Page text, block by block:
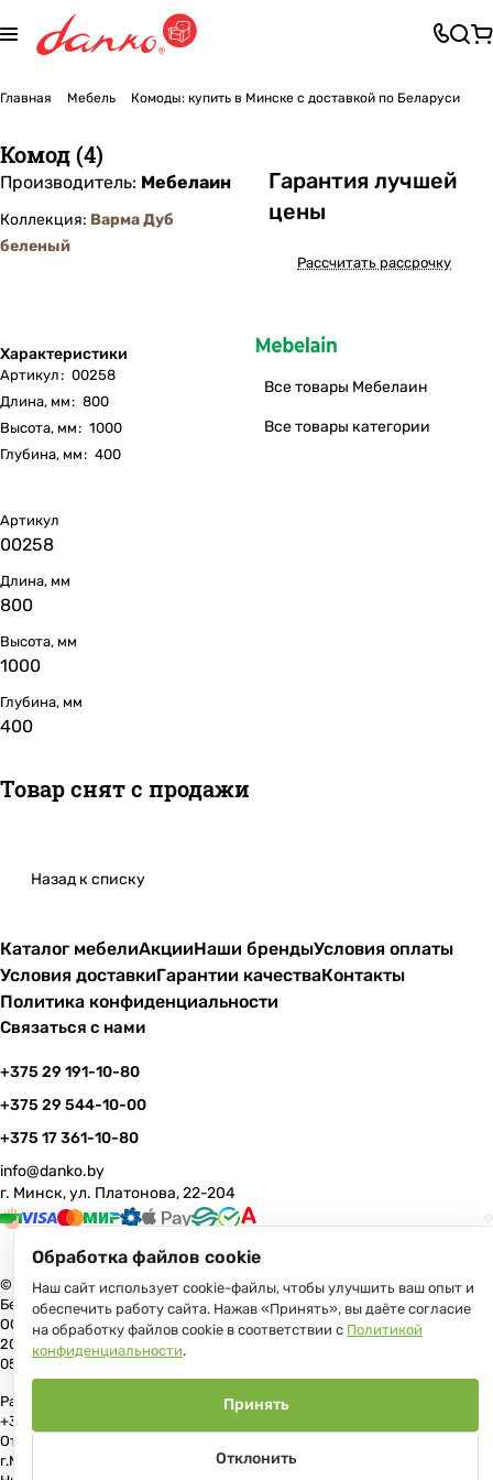
Главная Мебель Комоды: купить в Минске с доставкой по Беларуси
Комод (4)
Производитель: Мебелаин
Коллекция: Варма Дуб
беленый
Характеристики
Артикул: 00258
Длина, мм: 800
Высота, мм: 1000
Глубина, мм: 400
Гарантия лучшей
цены
Рассчитать рассрочку
Все товары Мебелаин
Все товары категории
Артикул
00258
Длина, мм
800
Высота, мм
1000
Глубина, мм
400
Товар снят с продажи
Назад к списку
Каталог мебелиАкцииНаши брендыУсловия оплаты
Условия доставкиГарантии качестваКонтакты
Политика конфиденциальности
Связаться с нами
+375 29 191-10-80
+375 29 544-10-00
+375 17 361-10-80
info@danko.by
г. Минск, ул. Платонова, 22-204
© 2026 Данко Бай: качественная мебель с оперативной доставкой по
Беларуси
ООО «Гранд Парк», юр.адрес: 220005, Минск, ул. Платонова, 22, пом.
204 В торговом реестре с 17 июля 2013 г. Регистрация №191081534,
05.11.2008, Мингорисполком.
Рассмотрение обращений потребителей, телефон +375 (17) 361-10-80,
+375 (29) 191-10-80, +375 (29) 544-10-00, e-mail: info@danko.by
Отдел торговли и услуг Администрации Первомайского района
г.Минска: тел. +375(17)215-14-65, Начальник отдела: Жакович Юлия
Обработка файлов cookie
Наш сайт использует cookie-файлы, чтобы улучшить ваш опыт и
обеспечить работу сайта. Нажав «Принять», вы даёте согласие
на обработку файлов cookie в соответствии с Политикой
конфиденциальности.
Отклонить
Принять